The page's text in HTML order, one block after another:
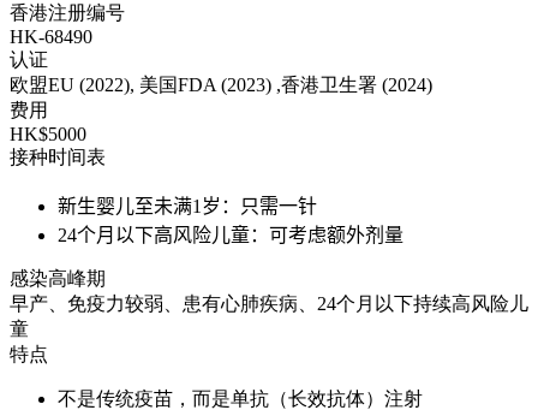
香港注册编号
HK-68490
认证
欧盟EU (2022), 美国FDA (2023) ,香港卫生署 (2024)
费用
HK$5000
接种时间表
新生婴儿至未满1岁：只需一针
24个月以下高风险儿童：可考虑额外剂量
感染高峰期
早产、免疫力较弱、患有心肺疾病、24个月以下持续高风险儿
童
特点
不是传统疫苗，而是单抗（长效抗体）注射